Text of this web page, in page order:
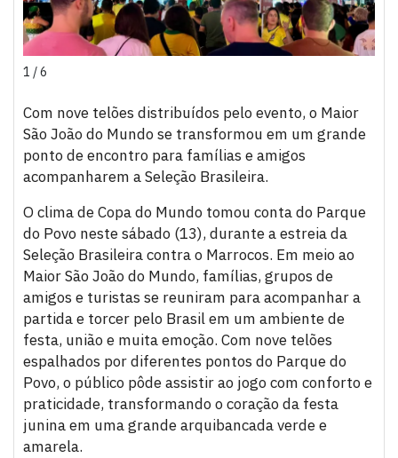
1 / 6
Com nove telões distribuídos pelo evento, o Maior
São João do Mundo se transformou em um grande
ponto de encontro para famílias e amigos
acompanharem a Seleção Brasileira.
O clima de Copa do Mundo tomou conta do Parque
do Povo neste sábado (13), durante a estreia da
Seleção Brasileira contra o Marrocos. Em meio ao
Maior São João do Mundo, famílias, grupos de
amigos e turistas se reuniram para acompanhar a
partida e torcer pelo Brasil em um ambiente de
festa, união e muita emoção. Com nove telões
espalhados por diferentes pontos do Parque do
Povo, o público pôde assistir ao jogo com conforto e
praticidade, transformando o coração da festa
junina em uma grande arquibancada verde e
amarela.